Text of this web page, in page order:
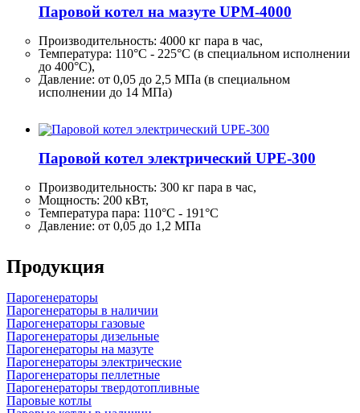
Паровой котел на мазуте UPM-4000
Производительность: 4000 кг пара в час,
Температура: 110°C - 225°C (в специальном исполнении
до 400°C),
Давление: от 0,05 до 2,5 МПа (в специальном
исполнении до 14 МПа)
Паровой котел электрический UPE-300
Производительность: 300 кг пара в час,
Мощность: 200 кВт,
Температура пара: 110°C - 191°C
Давление: от 0,05 до 1,2 МПа
Продукция
Парогенераторы
Парогенераторы в наличии
Парогенераторы газовые
Парогенераторы дизельные
Парогенераторы на мазуте
Парогенераторы электрические
Парогенераторы пеллетные
Парогенераторы твердотопливные
Паровые котлы